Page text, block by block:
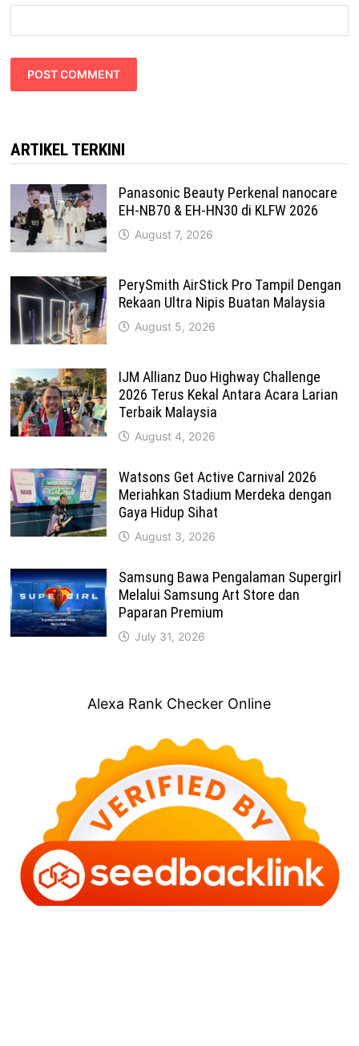
ARTIKEL TERKINI
Panasonic Beauty Perkenal nanocare
EH-NB70 & EH-HN30 di KLFW 2026
August 7, 2026
PerySmith AirStick Pro Tampil Dengan
Rekaan Ultra Nipis Buatan Malaysia
August 5, 2026
IJM Allianz Duo Highway Challenge
2026 Terus Kekal Antara Acara Larian
Terbaik Malaysia
August 4, 2026
Watsons Get Active Carnival 2026
Meriahkan Stadium Merdeka dengan
Gaya Hidup Sihat
August 3, 2026
Samsung Bawa Pengalaman Supergirl
Melalui Samsung Art Store dan
Paparan Premium
July 31, 2026
Alexa Rank Checker Online